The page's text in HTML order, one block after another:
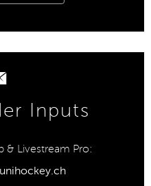
Inputs
& Livestream Pro: